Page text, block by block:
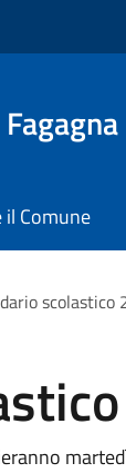
il Comune